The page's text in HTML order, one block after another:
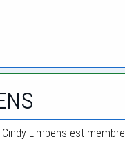
Limpens est membre